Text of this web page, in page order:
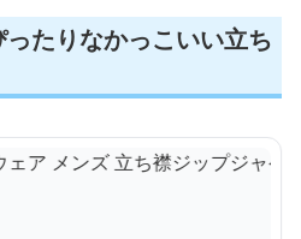
たりなかっこいい立ち